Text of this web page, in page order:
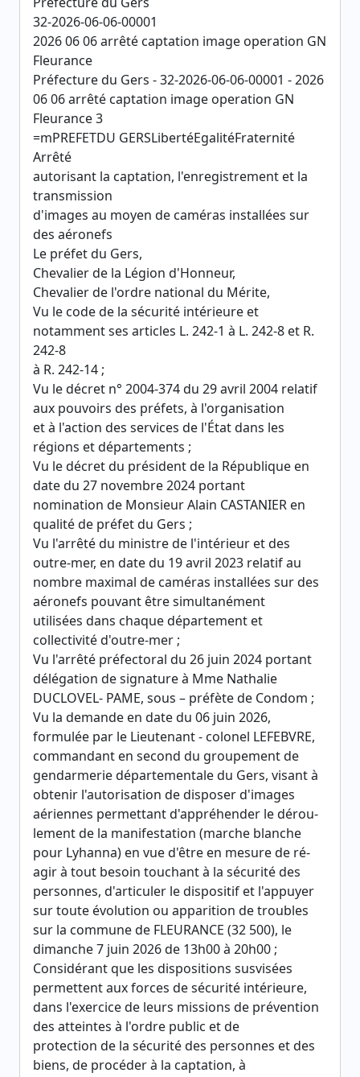
32-2026-06-06-00001
2026 06 06 arrêté captation image operation GN
Fleurance
Préfecture du Gers - 32-2026-06-06-00001 - 2026
06 06 arrêté captation image operation GN
Fleurance 3
=mPREFETDU GERSLibertéEgalitéFraternité
Arrêté
autorisant la captation, l'enregistrement et la
transmission
d'images au moyen de caméras installées sur
des aéronefs
Le préfet du Gers,
Chevalier de la Légion d'Honneur,
Chevalier de l'ordre national du Mérite,
Vu le code de la sécurité intérieure et
notamment ses articles L. 242-1 à L. 242-8 et R.
242-8
à R. 242-14 ;
Vu le décret n° 2004-374 du 29 avril 2004 relatif
aux pouvoirs des préfets, à l'organisation
et à l'action des services de l'État dans les
régions et départements ;
Vu le décret du président de la République en
date du 27 novembre 2024 portant
nomination de Monsieur Alain CASTANIER en
qualité de préfet du Gers ;
Vu l'arrêté du ministre de l'intérieur et des
outre-mer, en date du 19 avril 2023 relatif au
nombre maximal de caméras installées sur des
aéronefs pouvant être simultanément
utilisées dans chaque département et
collectivité d'outre-mer ;
Vu l'arrêté préfectoral du 26 juin 2024 portant
délégation de signature à Mme Nathalie
DUCLOVEL- PAME, sous – préfète de Condom ;
Vu la demande en date du 06 juin 2026,
formulée par le Lieutenant - colonel LEFEBVRE,
commandant en second du groupement de
gendarmerie départementale du Gers, visant à
obtenir l'autorisation de disposer d'images
aériennes permettant d'appréhender le dérou-
lement de la manifestation (marche blanche
pour Lyhanna) en vue d'être en mesure de ré-
agir à tout besoin touchant à la sécurité des
personnes, d'articuler le dispositif et l'appuyer
sur toute évolution ou apparition de troubles
sur la commune de FLEURANCE (32 500), le
dimanche 7 juin 2026 de 13h00 à 20h00 ;
Considérant que les dispositions susvisées
permettent aux forces de sécurité intérieure,
dans l'exercice de leurs missions de prévention
des atteintes à l'ordre public et de
protection de la sécurité des personnes et des
biens, de procéder à la captation, à